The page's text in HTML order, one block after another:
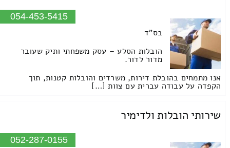
054-453-5415
בס"ד
הובלות הסלע – עסק משפחתי ותיק שעובר
מדור לדור.
אנו מתמחים בהובלת דירות, משרדים והובלות קטנות, תוך
הקפדה על עבודה עברית עם צוות […]
שירותי הובלות ולדימיר
052-287-0155